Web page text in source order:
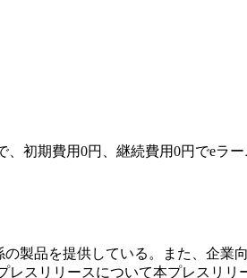
初期費用0円、継続費用0円でeラ
製品を提供している。また、企業
レスリリースについて本プレスリ